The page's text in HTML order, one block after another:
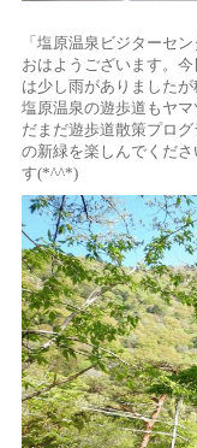
「塩原温泉ビジターセン
おはようございます。
は少し雨がありました
塩原温泉の遊歩道もヤ
だまだ遊歩道散策プロ
の新緑を楽しんでくだ
す(*^^*)